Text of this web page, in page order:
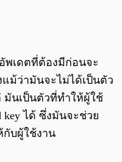
อัพเดตที่ต้องมีก่อนจะ
แม้ว่ามันจะไม่ได้เป็นตัว
มันเป็นตัวที่ทำให้ผู้ใช้
key ได้ ซึ่งมันจะช่วย
กับผู้ใช้งาน